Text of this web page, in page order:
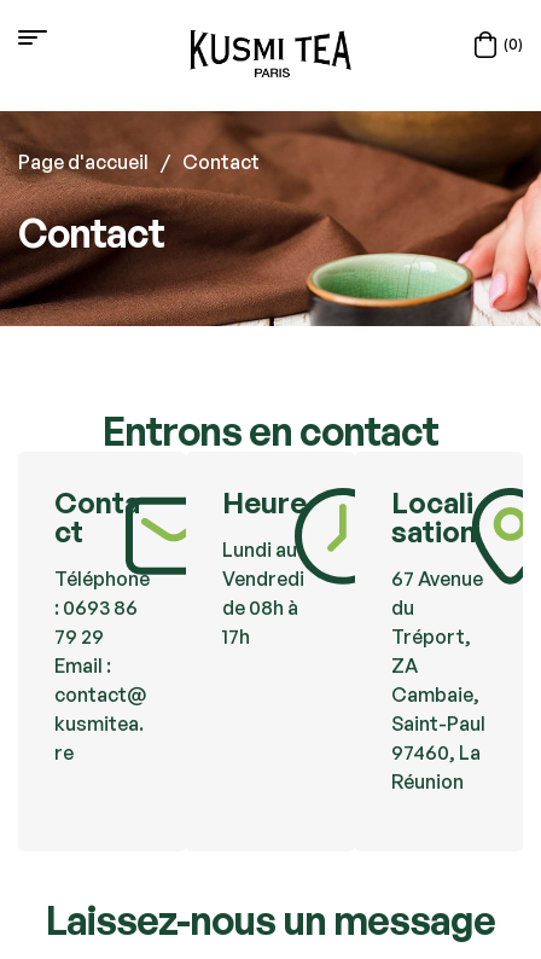
(0)
Contact
Page d'accueil / Contact
Entrons en contact
Conta
ct
Téléphone
: 0693 86
79 29
Email :
contact@
kusmitea.
re
Heure
Lundi au
Vendredi
de 08h à
17h
Locali
sation
67 Avenue
du
Tréport,
ZA
Cambaie,
Saint-Paul
97460, La
Réunion
Laissez-nous un message